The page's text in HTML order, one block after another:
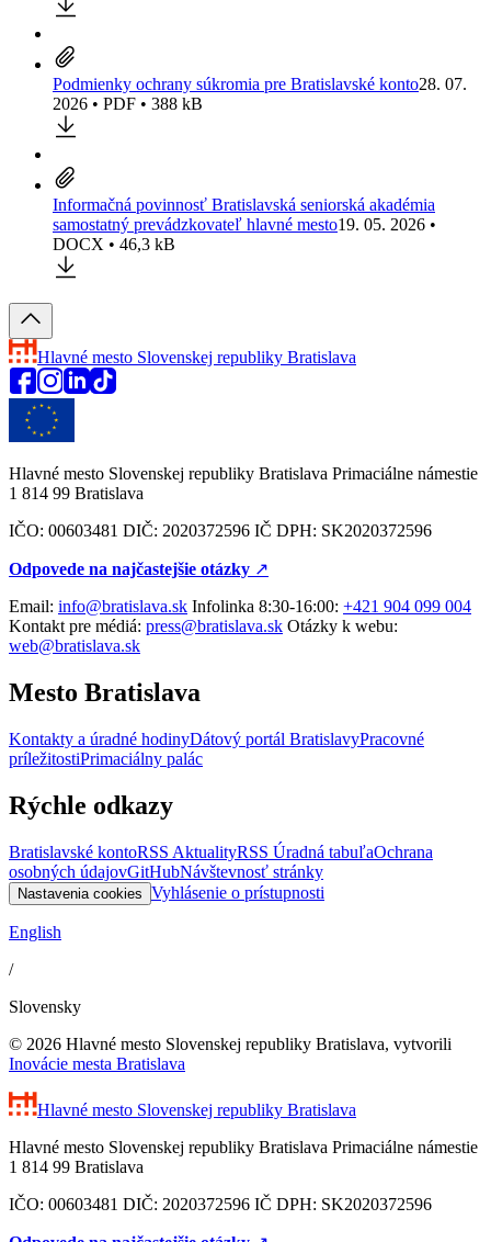
Podmienky ochrany súkromia pre Bratislavské konto28. 07.
2026 • PDF • 388 kB
Informačná povinnosť Bratislavská seniorská akadémia
samostatný prevádzkovateľ hlavné mesto19. 05. 2026 •
DOCX • 46,3 kB
Hlavné mesto Slovenskej republiky Bratislava
Hlavné mesto Slovenskej republiky Bratislava Primaciálne námestie
1 814 99 Bratislava
IČO: 00603481 DIČ: 2020372596 IČ DPH: SK2020372596
Odpovede na najčastejšie otázky ↗︎
Email: info@bratislava.sk Infolinka 8:30-16:00: +421 904 099 004
Kontakt pre médiá: press@bratislava.sk Otázky k webu:
web@bratislava.sk
Mesto Bratislava
Kontakty a úradné hodinyDátový portál BratislavyPracovné
príležitostiPrimaciálny palác
Rýchle odkazy
Bratislavské kontoRSS AktualityRSS Úradná tabuľaOchrana
osobných údajovGitHubNávštevnosť stránky
Nastavenia cookies Vyhlásenie o prístupnosti
English
/
Slovensky
© 2026 Hlavné mesto Slovenskej republiky Bratislava, vytvorili
Inovácie mesta Bratislava
Hlavné mesto Slovenskej republiky Bratislava
Hlavné mesto Slovenskej republiky Bratislava Primaciálne námestie
1 814 99 Bratislava
IČO: 00603481 DIČ: 2020372596 IČ DPH: SK2020372596